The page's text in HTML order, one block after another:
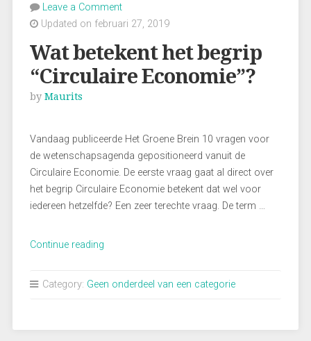
Haarlemmermeer”
Leave a Comment
Updated on februari 27, 2019
Wat betekent het begrip
“Circulaire Economie”?
by Maurits
Vandaag publiceerde Het Groene Brein 10 vragen voor
de wetenschapsagenda gepositioneerd vanuit de
Circulaire Economie. De eerste vraag gaat al direct over
het begrip Circulaire Economie betekent dat wel voor
iedereen hetzelfde? Een zeer terechte vraag. De term …
Continue reading“Wat
Economie”?”
Category: Geen onderdeel van een categorie